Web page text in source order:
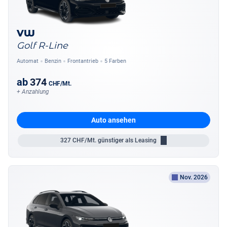
VW
Golf R-Line
Automat Benzin Frontantrieb 5 Farben
ab374 CHF/Mt.
+ Anzahlung
Auto ansehen
327 CHF/Mt. günstiger als Leasing
Nov. 2026